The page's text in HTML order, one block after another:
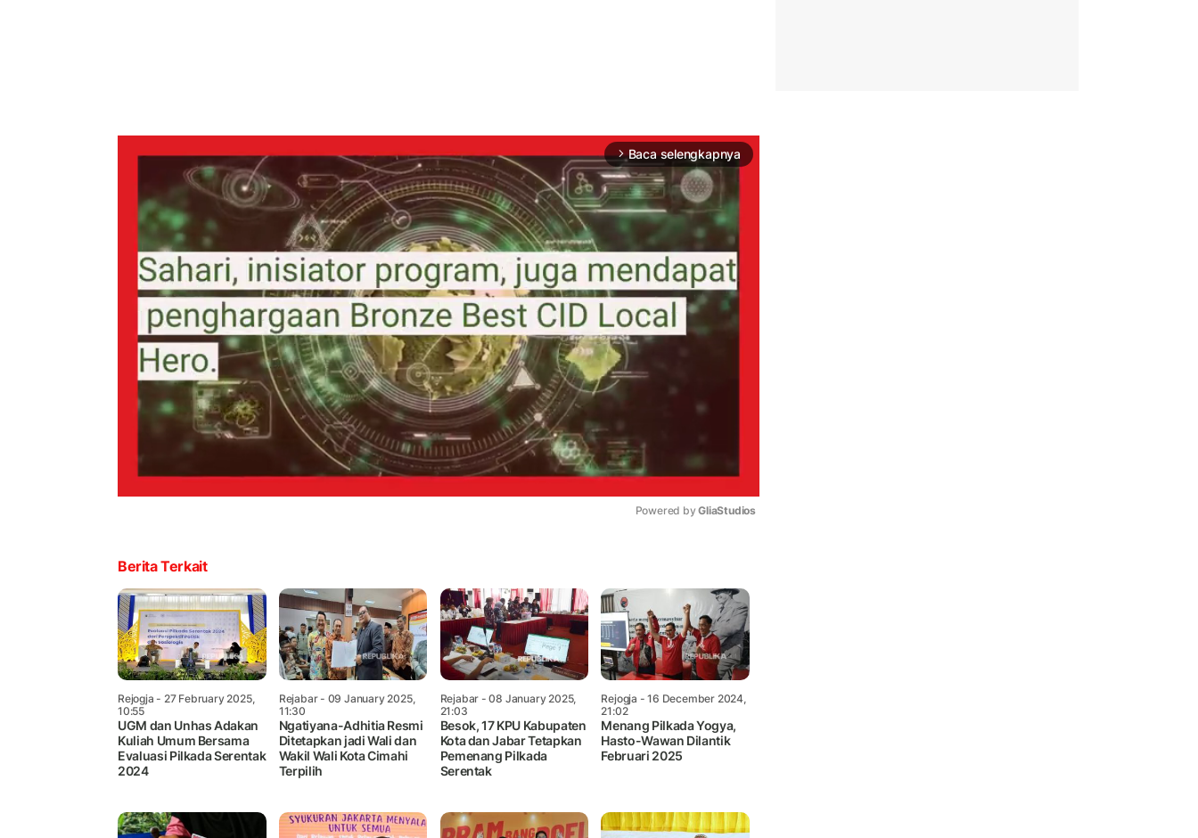
arrow_forward_ios Baca selengkapnya
Powered by GliaStudios
Berita Terkait
Rejogja - 27 February 2025,
10:55
UGM dan Unhas Adakan
Kuliah Umum Bersama
Evaluasi Pilkada Serentak
2024
Rejabar- 09 January 2025,
11:30
Ngatiyana-Adhitia Resmi
Ditetapkan jadi Wali dan
Wakil Wali Kota Cimahi
Terpilih
Rejabar - 08 January 2025,
21:03
Besok, 17 KPU Kabupaten
Kota dan Jabar Tetapkan
Pemenang Pilkada
Serentak
Rejogja - 16 December 2024,
21:02
Menang Pilkada Yogya,
Hasto-Wawan Dilantik
Februari 2025